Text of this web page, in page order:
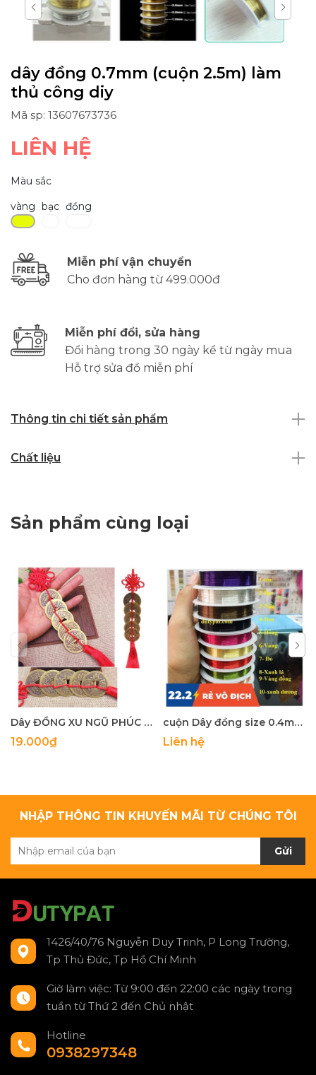
dây đồng 0.7mm (cuộn 2.5m) làm
thủ công diy
Mã sp: 13607673736
LIÊN HỆ
Màu sắc
vàng bạc đồng
Miễn phí vận chuyển
Cho đơn hàng từ 499.000đ
Miễn phí đổi, sửa hàng
Đổi hàng trong 30 ngày kể từ ngày mua
Hỗ trợ sửa đồ miễn phí
Thông tin chi tiết sản phẩm
Chất liệu
Sản phẩm cùng loại
Dây ĐỒNG XU NGŨ PHÚC MAY MẮN
19.000₫
cuộn Dây đồng size 0.4mm nhiều màu làm handmade, trang sức(khoảng 9 mét)
Liên hệ
NHẬP THÔNG TIN KHUYẾN MÃI TỪ CHÚNG TÔI
Gửi
1426/40/76 Nguyễn Duy Trinh, P Long Trường,
Tp Thủ Đức, Tp Hồ Chí Minh
Giờ làm việc: Từ 9:00 đến 22:00 các ngày trong
tuần từ Thứ 2 đến Chủ nhật
Hotline
0938297348